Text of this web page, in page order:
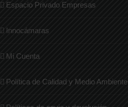
Espacio Privado Empresas
Innocámaras
Mi Cuenta
Política de Calidad y Medio Ambiente